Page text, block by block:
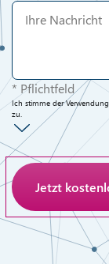
* Pflichtfeld
Ich stimme der
zu.
Anti-